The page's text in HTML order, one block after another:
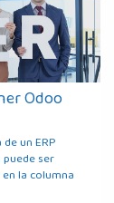
Odoo
un ERP
ser
la columna